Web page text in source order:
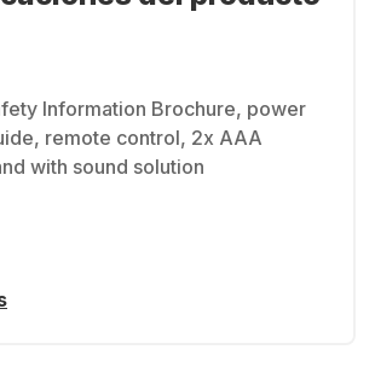
Information Brochure, power
remote control, 2x AAA
with sound solution